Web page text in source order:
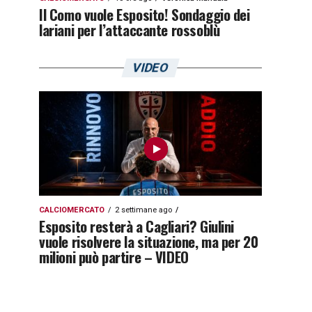
Il Como vuole Esposito! Sondaggio dei
lariani per l’attaccante rossoblù
VIDEO
CALCIOMERCATO 2 settimane ago
Esposito resterà a Cagliari? Giulini
vuole risolvere la situazione, ma per 20
milioni può partire – VIDEO